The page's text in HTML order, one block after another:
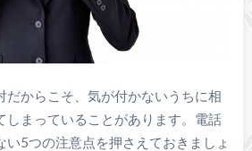
だからこそ、気が付かないうちに相
しまっていることがあります。電話
い5つの注意点を押さえておきましょ